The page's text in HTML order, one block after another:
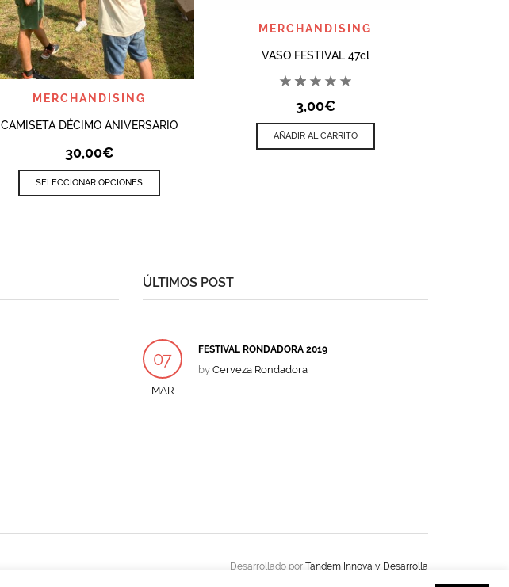
QUICK VIEW
MERCHANDISING
CAMISETA DÉCIMO ANIVERSARIO
30,00€
SELECCIONAR OPCIONES
se
pueden
la
página
de
QUICK VIEW
MERCHANDISING
VASO FESTIVAL 47cl
3,00€
AÑADIR AL CARRITO
ÚLTIMOS POST
07
MAR
FESTIVAL RONDADORA 2019
by Cerveza Rondadora
Desarrollado por Tandem Innova y Desarrolla